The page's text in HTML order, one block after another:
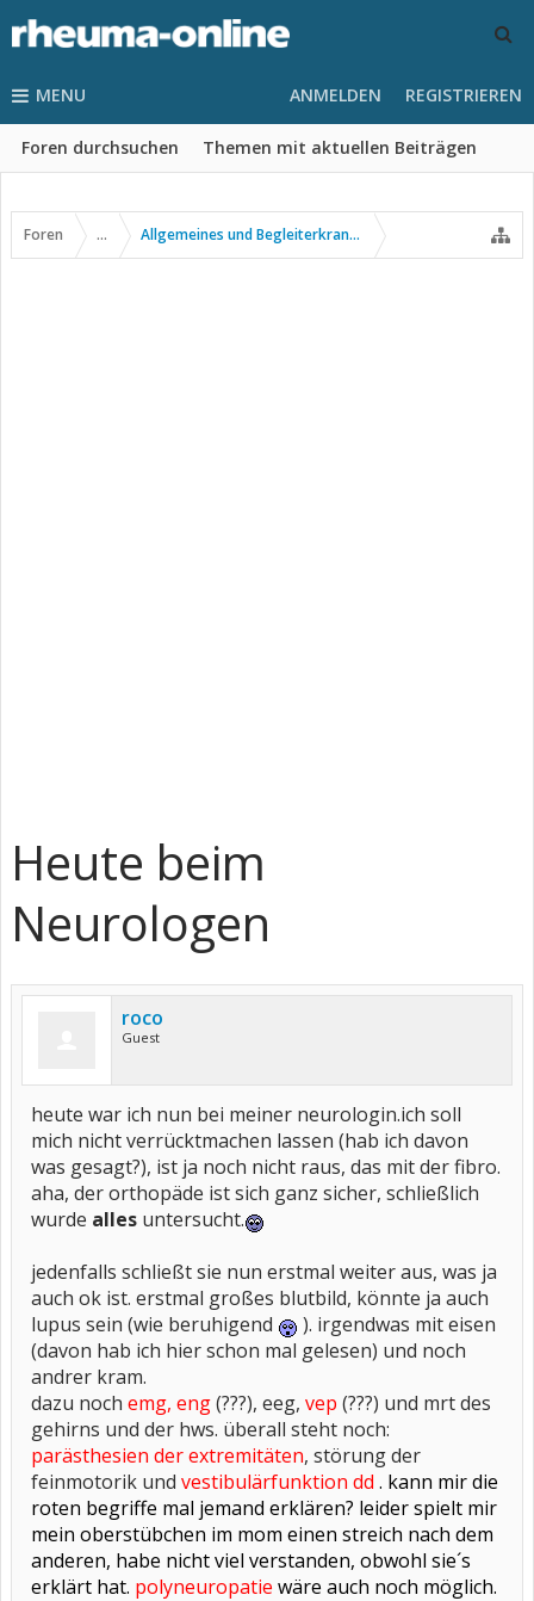
MENU
Foren durchsuchen Themen mit aktuellen Beiträgen
ANMELDEN REGISTRIEREN
Foren ... Allgemeines und Begleiterkrankungen
Heute beim
Neurologen
roco
Guest
heute war ich nun bei meiner neurologin.ich soll
mich nicht verrücktmachen lassen (hab ich davon
was gesagt?), ist ja noch nicht raus, das mit der fibro.
aha, der orthopäde ist sich ganz sicher, schließlich
wurde alles untersucht.
jedenfalls schließt sie nun erstmal weiter aus, was ja
auch ok ist. erstmal großes blutbild, könnte ja auch
lupus sein (wie beruhigend
). irgendwas mit eisen
(davon hab ich hier schon mal gelesen) und noch
andrer kram.
dazu noch emg, eng(???), eeg, vep (???) und mrt des
gehirns und der hws. überall steht noch:
parästhesien der extremitäten, störung der
feinmotorik und vestibulärfunktion dd . kann mir die
roten begriffe mal jemand erklären? leider spielt mir
mein oberstübchen im mom einen streich nach dem
anderen, habe nicht viel verstanden, obwohl sie´s
erklärt hat. polyneuropatie wäre auch noch möglich.